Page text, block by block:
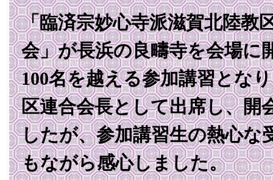
「臨済宗妙心寺派滋賀北陸教
会」が長浜の良疇寺を会場に
100名を越える参加講習とな
区連合会長として出席し、開
したが、参加講習生の熱心な
もながら感心しました。